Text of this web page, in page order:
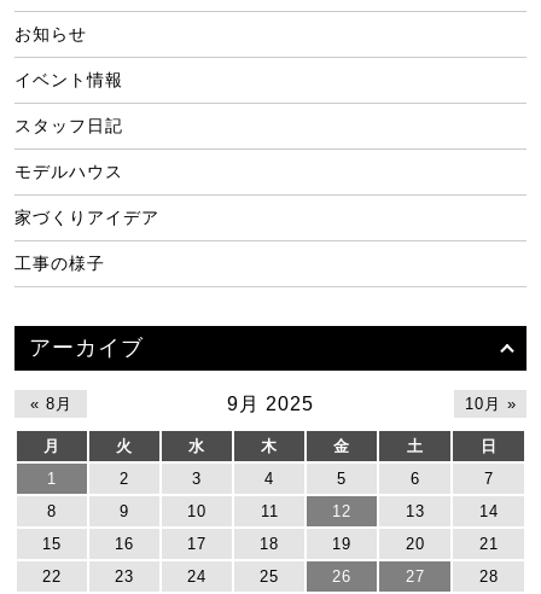
お知らせ
イベント情報
スタッフ日記
モデルハウス
家づくりアイデア
工事の様子
アーカイブ
9月 2025
月 火 水 木 金 土
日
1
2 3 4 5 6
7
8
9 10 11 12 13
14
15
16 17 18 19 20
21
22
23 24 25 26 27
28
« 8月 10月 »